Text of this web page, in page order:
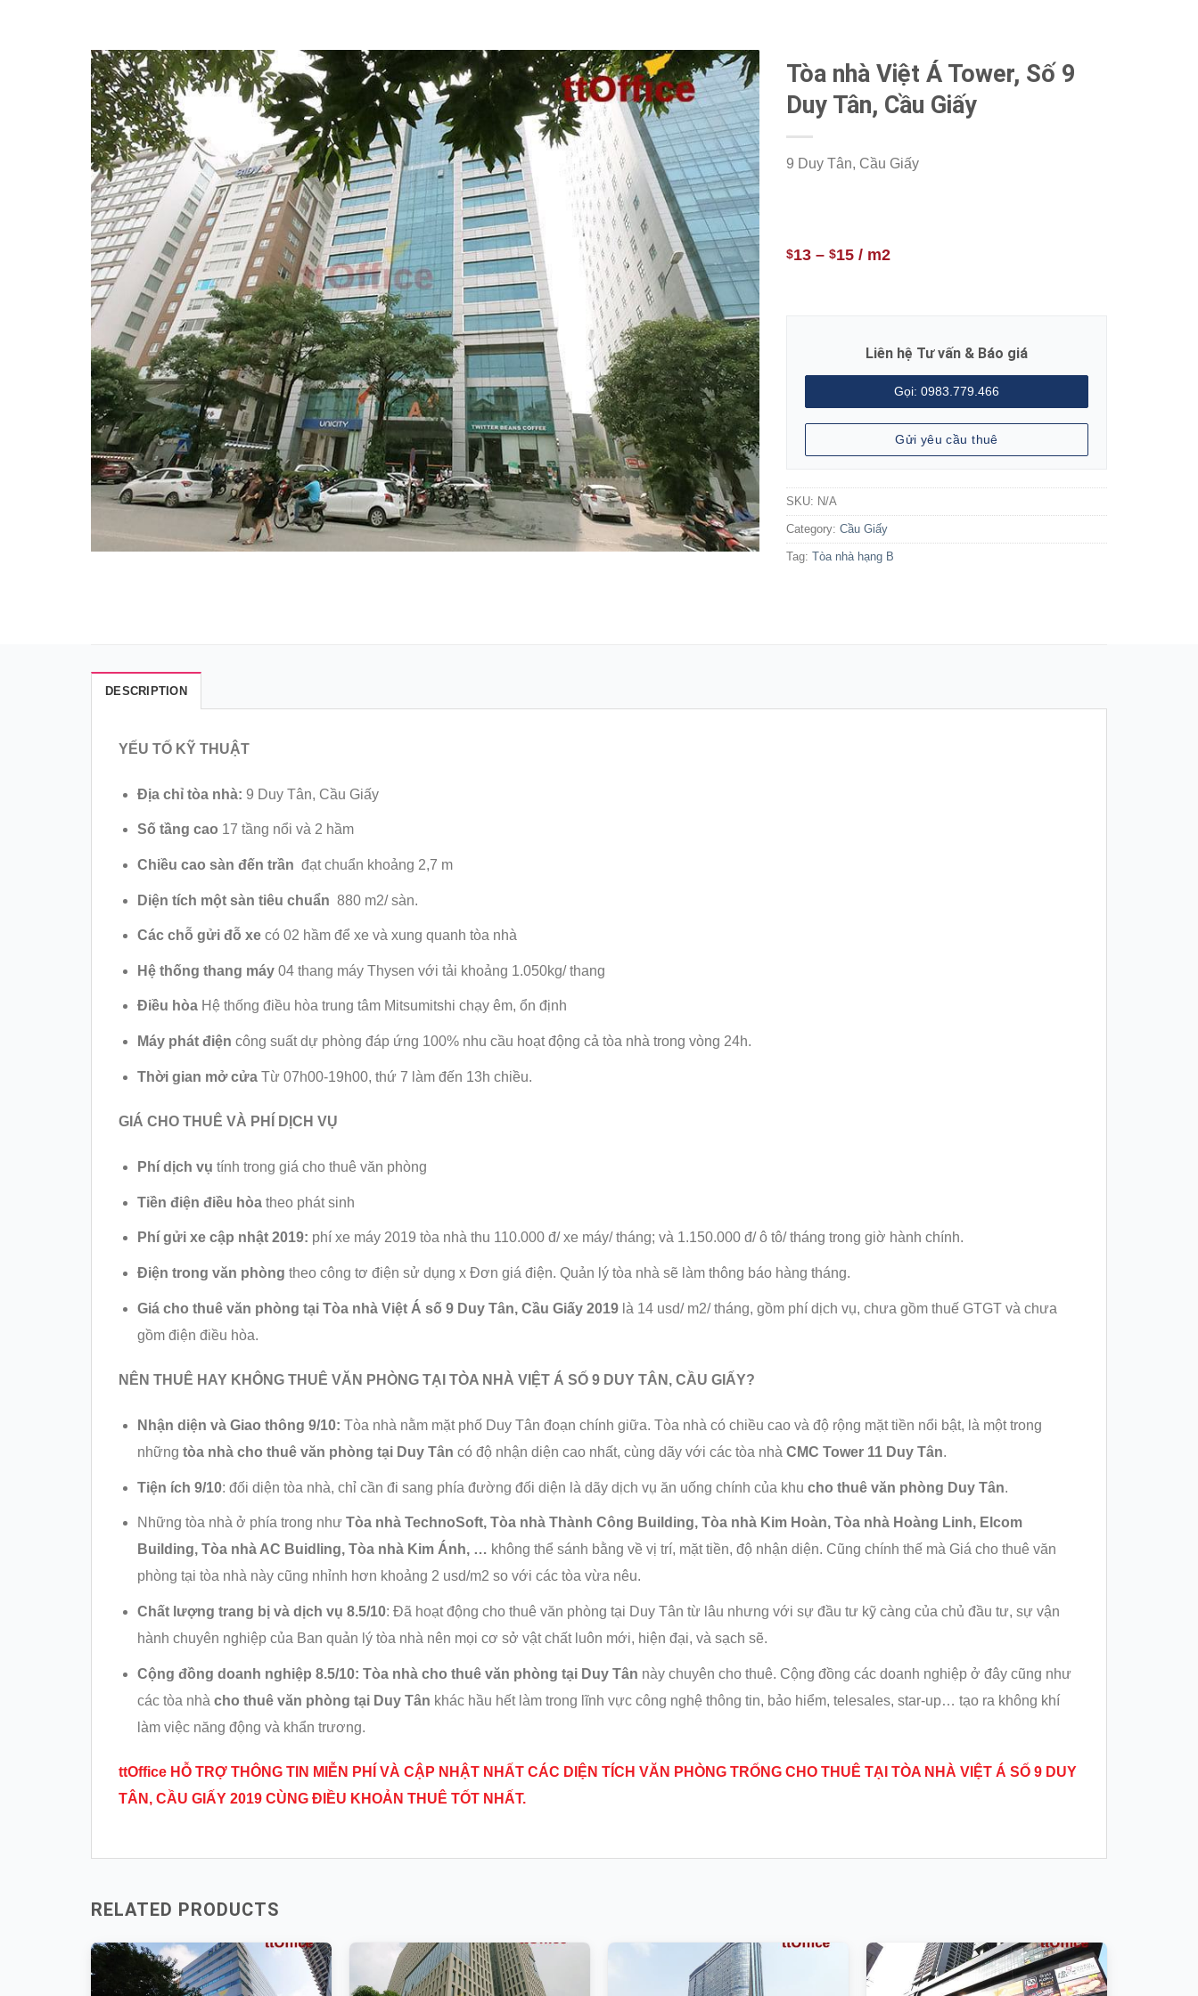
Tòa nhà Việt Á Tower, Số 9
Duy Tân, Cầu Giấy
9 Duy Tân, Cầu Giấy
$13 – $15 / m2
Liên hệ Tư vấn & Báo giá
Gọi: 0983.779.466
Gửi yêu cầu thuê
SKU: N/A
Category: Cầu Giấy
Tag: Tòa nhà hạng B
DESCRIPTION
YẾU TỐ KỸ THUẬT
Địa chỉ tòa nhà: 9 Duy Tân, Cầu Giấy
Số tầng cao 17 tầng nổi và 2 hầm
Chiều cao sàn đến trần đạt chuẩn khoảng 2,7 m
Diện tích một sàn tiêu chuẩn 880 m2/ sàn.
Các chỗ gửi đỗ xe có 02 hầm để xe và xung quanh tòa nhà
Hệ thống thang máy 04 thang máy Thysen với tải khoảng 1.050kg/ thang
Điều hòa Hệ thống điều hòa trung tâm Mitsumitshi chạy êm, ổn định
Máy phát điện công suất dự phòng đáp ứng 100% nhu cầu hoạt động cả tòa nhà trong vòng 24h.
Thời gian mở cửa Từ 07h00-19h00, thứ 7 làm đến 13h chiều.
GIÁ CHO THUÊ VÀ PHÍ DỊCH VỤ
Phí dịch vụ tính trong giá cho thuê văn phòng
Tiền điện điều hòa theo phát sinh
Phí gửi xe cập nhật 2019: phí xe máy 2019 tòa nhà thu 110.000 đ/ xe máy/ tháng; và 1.150.000 đ/ ô tô/ tháng trong giờ hành chính.
Điện trong văn phòng theo công tơ điện sử dụng x Đơn giá điện. Quản lý tòa nhà sẽ làm thông báo hàng tháng.
Giá cho thuê văn phòng tại Tòa nhà Việt Á số 9 Duy Tân, Cầu Giấy 2019 là 14 usd/ m2/ tháng, gồm phí dịch vụ, chưa gồm thuế GTGT và chưa
gồm điện điều hòa.
NÊN THUÊ HAY KHÔNG THUÊ VĂN PHÒNG TẠI TÒA NHÀ VIỆT Á SỐ 9 DUY TÂN, CẦU GIẤY?
Nhận diện và Giao thông 9/10: Tòa nhà nằm mặt phố Duy Tân đoạn chính giữa. Tòa nhà có chiều cao và độ rộng mặt tiền nổi bật, là một trong
những tòa nhà cho thuê văn phòng tại Duy Tân có độ nhận diện cao nhất, cùng dãy với các tòa nhà CMC Tower 11 Duy Tân.
Tiện ích 9/10: đối diện tòa nhà, chỉ cần đi sang phía đường đối diện là dãy dịch vụ ăn uống chính của khu cho thuê văn phòng Duy Tân.
Những tòa nhà ở phía trong như Tòa nhà TechnoSoft, Tòa nhà Thành Công Building, Tòa nhà Kim Hoàn, Tòa nhà Hoàng Linh, Elcom
Building, Tòa nhà AC Buidling, Tòa nhà Kim Ánh, … không thể sánh bằng về vị trí, mặt tiền, độ nhận diện. Cũng chính thế mà Giá cho thuê văn
phòng tại tòa nhà này cũng nhỉnh hơn khoảng 2 usd/m2 so với các tòa vừa nêu.
Chất lượng trang bị và dịch vụ 8.5/10: Đã hoạt động cho thuê văn phòng tại Duy Tân từ lâu nhưng với sự đầu tư kỹ càng của chủ đầu tư, sự vận
hành chuyên nghiệp của Ban quản lý tòa nhà nên mọi cơ sở vật chất luôn mới, hiện đại, và sạch sẽ.
Cộng đồng doanh nghiệp 8.5/10: Tòa nhà cho thuê văn phòng tại Duy Tân này chuyên cho thuê. Cộng đồng các doanh nghiệp ở đây cũng như
các tòa nhà cho thuê văn phòng tại Duy Tân khác hầu hết làm trong lĩnh vực công nghệ thông tin, bảo hiểm, telesales, star-up… tạo ra không khí
làm việc năng động và khẩn trương.
ttOffice HỖ TRỢ THÔNG TIN MIỄN PHÍ VÀ CẬP NHẬT NHẤT CÁC DIỆN TÍCH VĂN PHÒNG TRỐNG CHO THUÊ TẠI TÒA NHÀ VIỆT Á SỐ 9 DUY
TÂN, CẦU GIẤY 2019 CÙNG ĐIỀU KHOẢN THUÊ TỐT NHẤT.
RELATED PRODUCTS